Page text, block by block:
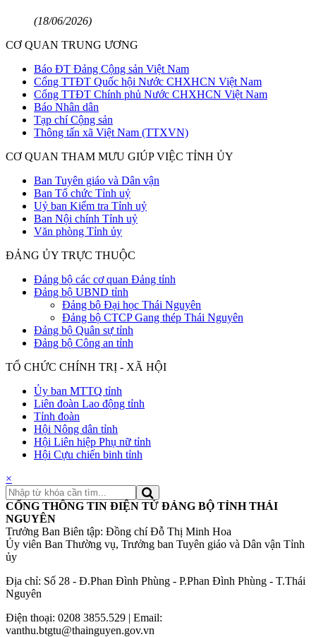
(18/06/2026)
CƠ QUAN TRUNG ƯƠNG
Báo ĐT Đảng Cộng sản Việt Nam
Cổng TTĐT Quốc hội Nước CHXHCN Việt Nam
Cổng TTĐT Chính phủ Nước CHXHCN Việt Nam
Báo Nhân dân
Tạp chí Cộng sản
Thông tấn xã Việt Nam (TTXVN)
CƠ QUAN THAM MƯU GIÚP VIỆC TỈNH ỦY
Ban Tuyên giáo và Dân vận
Ban Tổ chức Tỉnh uỷ
Uỷ ban Kiểm tra Tỉnh uỷ
Ban Nội chính Tỉnh uỷ
Văn phòng Tỉnh ủy
ĐẢNG ỦY TRỰC THUỘC
Đảng bộ các cơ quan Đảng tỉnh
Đảng bộ UBND tỉnh
Đảng bộ Đại học Thái Nguyên
Đảng bộ CTCP Gang thép Thái Nguyên
Đảng bộ Quân sự tỉnh
Đảng bộ Công an tỉnh
TỔ CHỨC CHÍNH TRỊ - XÃ HỘI
Ủy ban MTTQ tỉnh
Liên đoàn Lao động tỉnh
Tỉnh đoàn
Hội Nông dân tỉnh
Hội Liên hiệp Phụ nữ tỉnh
Hội Cựu chiến binh tỉnh
×
CỔNG THÔNG TIN ĐIỆN TỬ ĐẢNG BỘ TỈNH THÁI
NGUYÊN
Trưởng Ban Biên tập: Đồng chí Đỗ Thị Minh Hoa
Ủy viên Ban Thường vụ, Trưởng ban Tuyên giáo và Dân vận Tỉnh
ủy
Địa chỉ: Số 28 - Đ.Phan Đình Phùng - P.Phan Đình Phùng - T.Thái
Nguyên
Điện thoại: 0208 3855.529 | Email:
vanthu.btgtu@thainguyen.gov.vn